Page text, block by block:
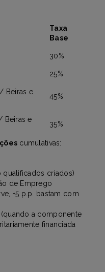
Taxa
Base
30%
25%
Beiras e
45%
Beiras e
35%
cumulativas:
qualificados criados)
de Emprego
+5 p.p. bastam com
(quando a componente
financiada